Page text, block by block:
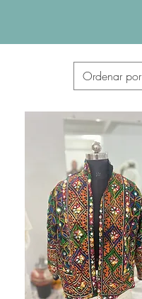
Ordenar por